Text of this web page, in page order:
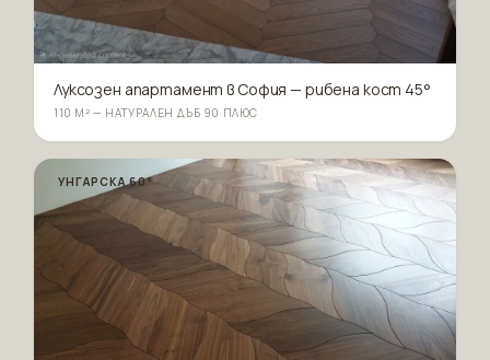
Луксозен апартамент в София — рибена кост 45°
110 М² — НАТУРАЛЕН ДЪБ 90 ПЛЮС
УНГАРСКА 60°